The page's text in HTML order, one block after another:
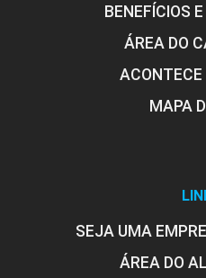
BENEFÍCIOS
ÁREA DO
ACONTECE
MAPA
SEJA UMA
ÁREA DO